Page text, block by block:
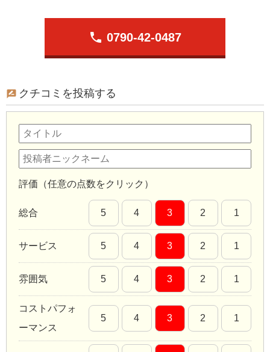
phone 0790-42-0487
クチコミを投稿する
評価（任意の点数をクリック）
総合 5 4 3 2 1
サービス 5 4 3 2 1
雰囲気 5 4 3 2 1
コストパフォ
ーマンス
5 4 3 2 1